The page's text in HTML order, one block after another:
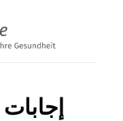
إجابات